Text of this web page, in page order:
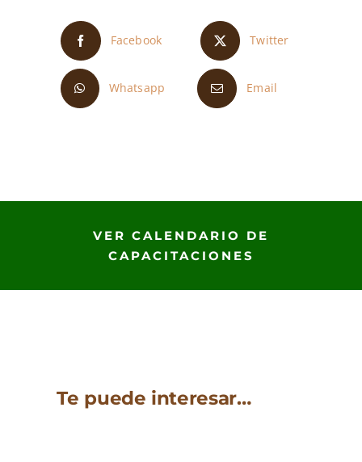
Facebook Twitter
Whatsapp Email
VER CALENDARIO DE
CAPACITACIONES
Te puede interesar…